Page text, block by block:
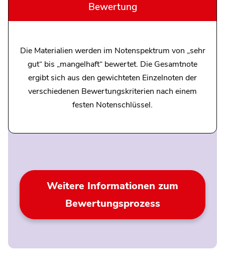
Bewertung
Die Materialien werden im Notenspektrum von „sehr
gut“ bis „mangelhaft“ bewertet. Die Gesamtnote
ergibt sich aus den gewichteten Einzelnoten der
verschiedenen Bewertungskriterien nach einem
festen Notenschlüssel.
Weitere Informationen zum
Bewertungsprozess